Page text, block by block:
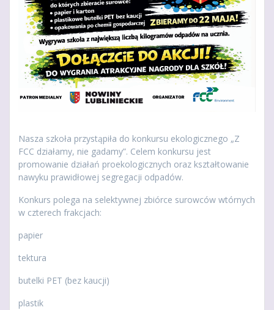
Nasza szkoła przystąpiła do konkursu ekologicznego „Z
FCC działamy, nie gadamy”. Celem konkursu jest
promowanie działań proekologicznych oraz kształtowanie
nawyku prawidłowej segregacji odpadów.
Konkurs polega na selektywnej zbiórce surowców wtórnych
w czterech frakcjach:
papier
tektura
butelki PET (bez kaucji)
plastik